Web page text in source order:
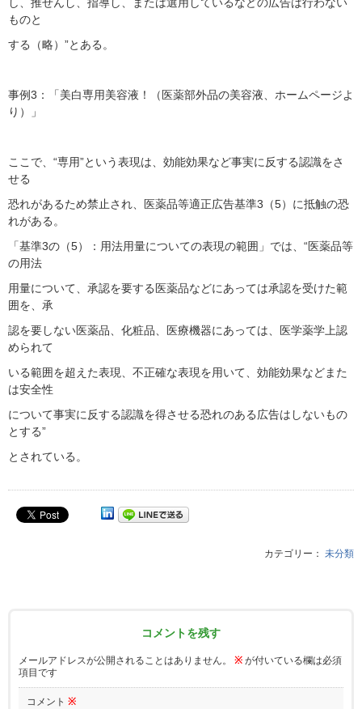
ものと
する（略）”とある。
事例3：「美白専用美容液！（医薬部外品の美容液、ホームページよ
り）」
ここで、“専用”という表現は、効能効果など事実に反する認識をさ
せる
恐れがあるため禁止され、医薬品等適正広告基準3（5）に抵触の恐
れがある。
「基準3の（5）：用法用量についての表現の範囲」では、“医薬品等
の用法
用量について、承認を要する医薬品などにあっては承認を受けた範
囲を、承
認を要しない医薬品、化粧品、医療機器にあっては、医学薬学上認
められて
いる範囲を超えた表現、不正確な表現を用いて、効能効果などまた
は安全性
について事実に反する認識を得させる恐れのある広告はしないもの
とする”
とされている。
カテゴリー： 未分類
コメントを残す
メールアドレスが公開されることはありません。 ※ が付いている欄は必須
項目です
コメント ※